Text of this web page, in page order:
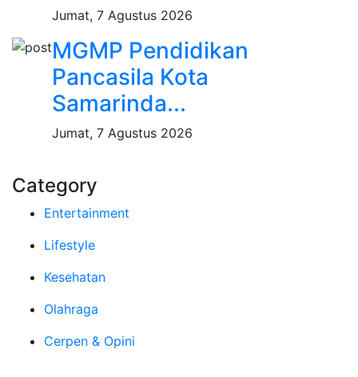
Jumat, 7 Agustus 2026
MGMP Pendidikan
Pancasila Kota
Samarinda...
Jumat, 7 Agustus 2026
Category
Entertainment
Lifestyle
Kesehatan
Olahraga
Cerpen & Opini